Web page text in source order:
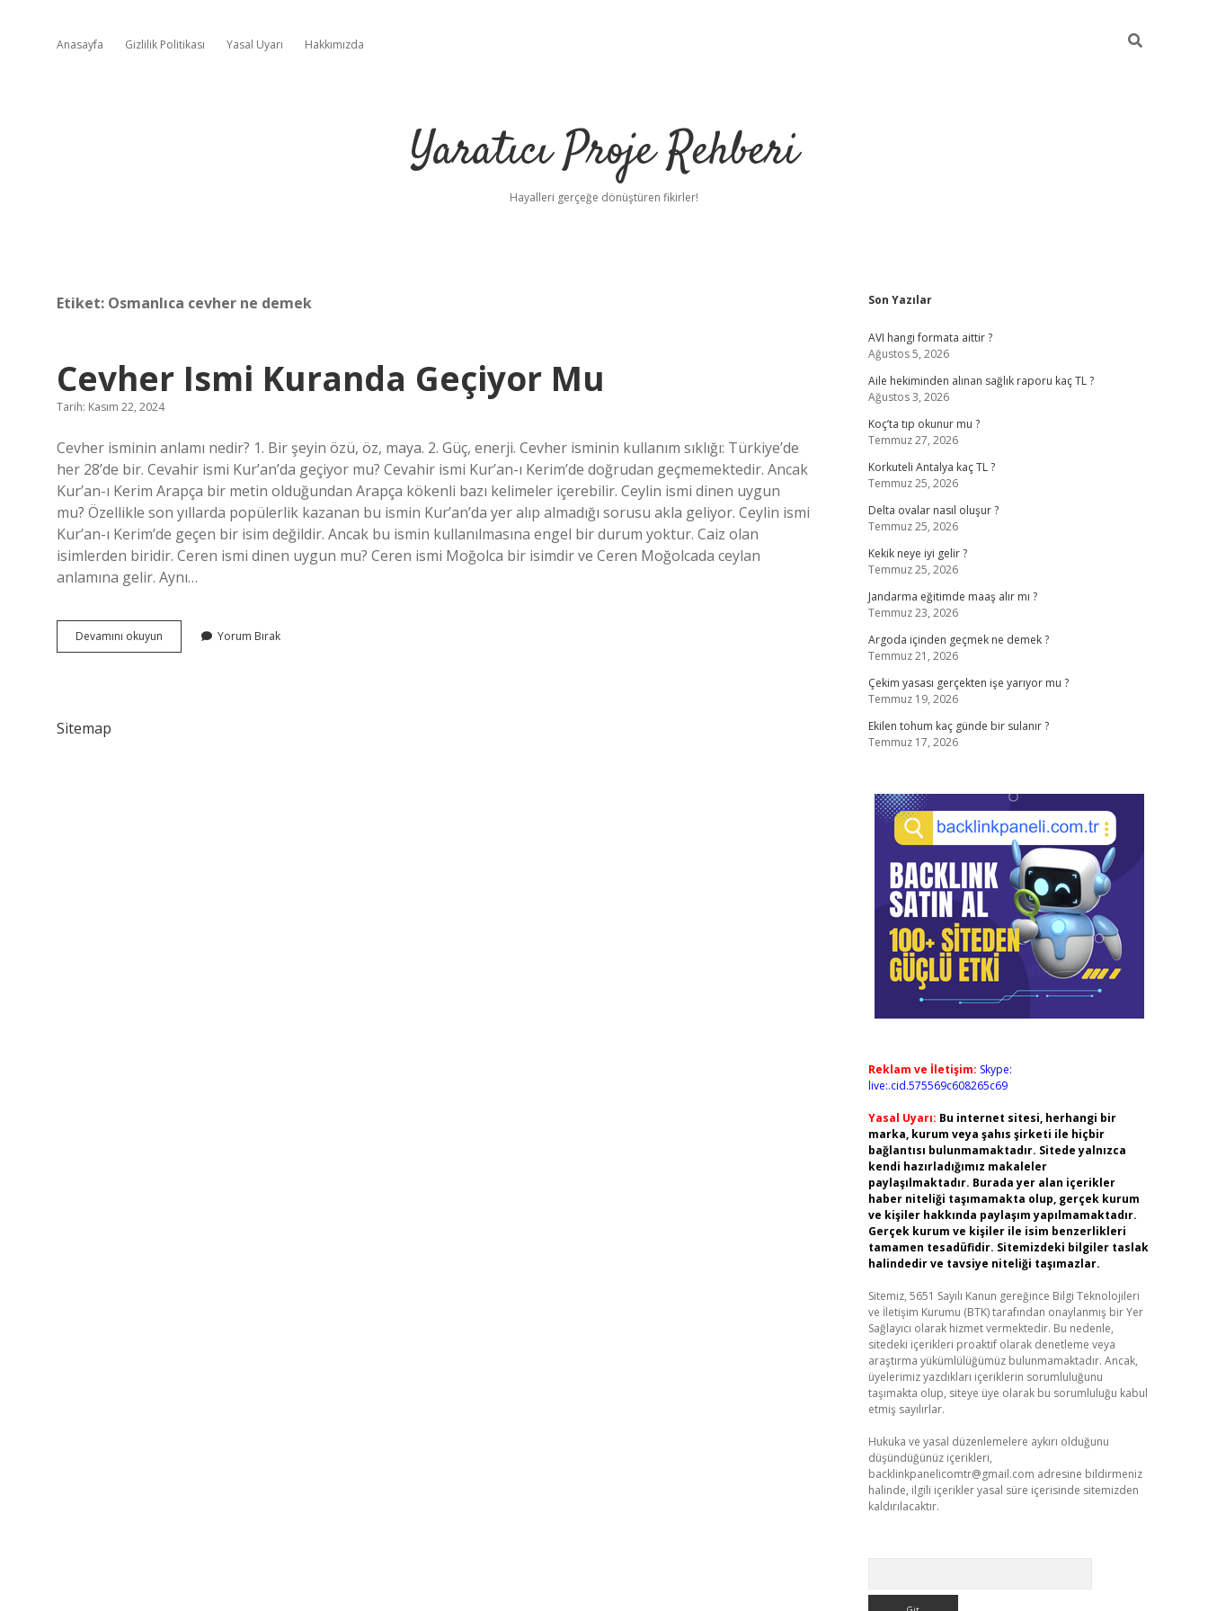
Anasayfa Gizlilik Politikası Yasal Uyarı Hakkımızda
Yaratıcı Proje Rehberi
Hayalleri gerçeğe dönüştüren fikirler!
Etiket: Osmanlıca cevher ne demek
Cevher Ismi Kuranda Geçiyor Mu
Tarih: Kasım 22, 2024
Cevher isminin anlamı nedir? 1. Bir şeyin özü, öz, maya. 2. Güç, enerji. Cevher isminin kullanım sıklığı: Türkiye’de
her 28’de bir. Cevahir ismi Kur’an’da geçiyor mu? Cevahir ismi Kur’an-ı Kerim’de doğrudan geçmemektedir. Ancak
Kur’an-ı Kerim Arapça bir metin olduğundan Arapça kökenli bazı kelimeler içerebilir. Ceylin ismi dinen uygun
mu? Özellikle son yıllarda popülerlik kazanan bu ismin Kur’an’da yer alıp almadığı sorusu akla geliyor. Ceylin ismi
Kur’an-ı Kerim’de geçen bir isim değildir. Ancak bu ismin kullanılmasına engel bir durum yoktur. Caiz olan
isimlerden biridir. Ceren ismi dinen uygun mu? Ceren ismi Moğolca bir isimdir ve Ceren Moğolcada ceylan
anlamına gelir. Aynı…
Devamını okuyun
Ismi
Yorum Bırak
Sitemap
Sidebar
Son Yazılar
AVI hangi formata aittir ?
Ağustos 5, 2026
Aile hekiminden alınan sağlık raporu kaç TL ?
Ağustos 3, 2026
Koç’ta tıp okunur mu ?
Temmuz 27, 2026
Korkuteli Antalya kaç TL ?
Temmuz 25, 2026
Delta ovalar nasıl oluşur ?
Temmuz 25, 2026
Kekik neye iyi gelir ?
Temmuz 25, 2026
Jandarma eğitimde maaş alır mı ?
Temmuz 23, 2026
Argoda içinden geçmek ne demek ?
Temmuz 21, 2026
Çekim yasası gerçekten işe yarıyor mu ?
Temmuz 19, 2026
Ekilen tohum kaç günde bir sulanır ?
Temmuz 17, 2026
Reklam ve İletişim: Skype:
live:.cid.575569c608265c69
Yasal Uyarı: Bu internet sitesi, herhangi bir
marka, kurum veya şahıs şirketi ile hiçbir
bağlantısı bulunmamaktadır. Sitede yalnızca
kendi hazırladığımız makaleler
paylaşılmaktadır. Burada yer alan içerikler
haber niteliği taşımamakta olup, gerçek kurum
ve kişiler hakkında paylaşım yapılmamaktadır.
Gerçek kurum ve kişiler ile isim benzerlikleri
tamamen tesadüfidir. Sitemizdeki bilgiler taslak
halindedir ve tavsiye niteliği taşımazlar.
Sitemiz, 5651 Sayılı Kanun gereğince Bilgi Teknolojileri
ve İletişim Kurumu (BTK) tarafından onaylanmış bir Yer
Sağlayıcı olarak hizmet vermektedir. Bu nedenle,
sitedeki içerikleri proaktif olarak denetleme veya
araştırma yükümlülüğümüz bulunmamaktadır. Ancak,
üyelerimiz yazdıkları içeriklerin sorumluluğunu
taşımakta olup, siteye üye olarak bu sorumluluğu kabul
etmiş sayılırlar.
Hukuka ve yasal düzenlemelere aykırı olduğunu
düşündüğünüz içerikleri,
backlinkpanelicomtr@gmail.com adresine bildirmeniz
halinde, ilgili içerikler yasal süre içerisinde sitemizden
kaldırılacaktır.